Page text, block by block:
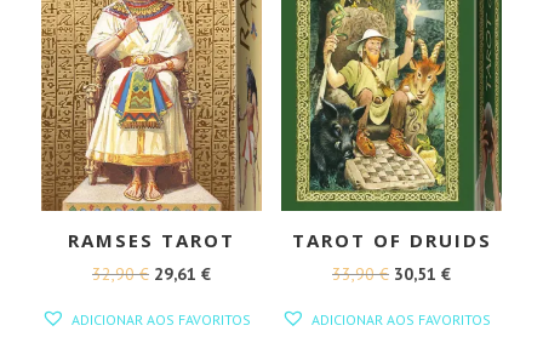
RAMSES TAROT
32,90€ O
29,61 €O
ADICIONAR AOS FAVORITOS
TAROT OF DRUIDS
33,90€ O
30,51 €O
ADICIONAR AOS FAVORITOS